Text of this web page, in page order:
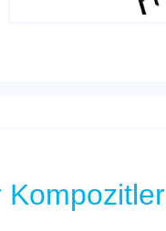
Kompozitler